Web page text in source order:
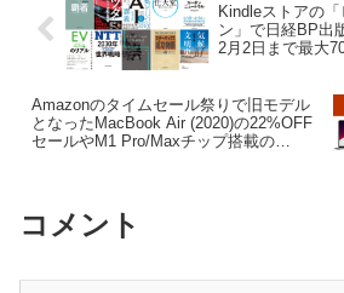
Kindleストアの
ン」で日経BP出
2月2日まで最大
Amazonのタイムセール祭りで旧モデル
となったMacBook Air (2020)の22%OFF
セールやM1 Pro/Maxチップ搭載の
コメント